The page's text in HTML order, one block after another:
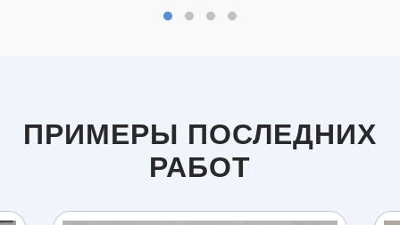
ПРИМЕРЫ ПОСЛЕДНИХ
РАБОТ